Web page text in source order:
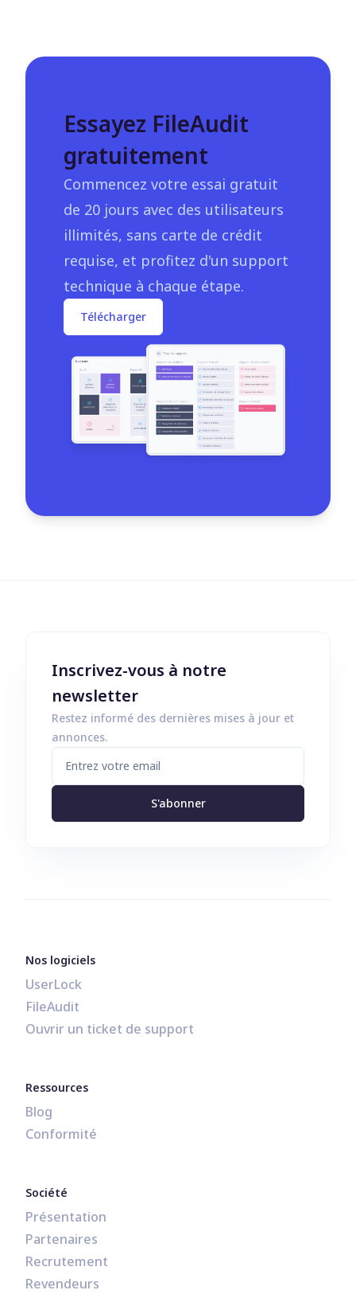
Essayez FileAudit
gratuitement
Commencez votre essai gratuit
de 20 jours avec des utilisateurs
illimités, sans carte de crédit
requise, et profitez d'un support
technique à chaque étape.
Télécharger
Inscrivez-vous à notre
newsletter
Restez informé des dernières mises à jour et
annonces.
S'abonner
Nos logiciels
UserLock
FileAudit
Ouvrir un ticket de support
Ressources
Blog
Conformité
Société
Présentation
Partenaires
Recrutement
Revendeurs